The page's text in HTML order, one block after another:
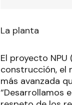
La planta
El proyecto
construcción, el
más avanzada
“Desarrollamos